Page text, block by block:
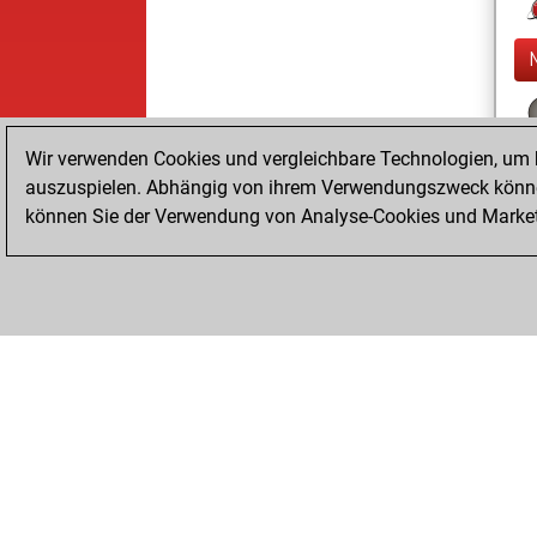
Wir verwenden Cookies und vergleichbare Technologien,
auszuspielen. Abhängig von ihrem Verwendungszweck
können Sie der Verwendung von Analyse-Cookies und